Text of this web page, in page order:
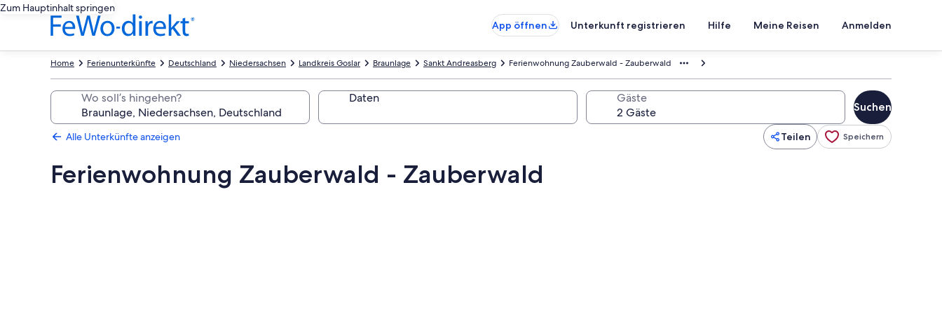
Zum Hauptinhalt springen
App öffnen
Unterkunft registrieren Hilfe Meine Reisen Anmelden
Ferienwohnung Zauberwald - Zauberwald
Sankt Andreasberg
Braunlage
Landkreis Goslar
Niedersachsen
Deutschland
Ferienunterkünfte
Home
Wo soll’s hingehen? Daten Gäste
Suchen
Alle Unterkünfte anzeigen Teilen Speichern
Ferienwohnung Zauberwald - Zauberwald